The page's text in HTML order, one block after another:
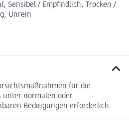
Sensibel / Empfindlich, Trocken /
Unrein
für die
unter normalen oder
Bedingungen erforderlich.